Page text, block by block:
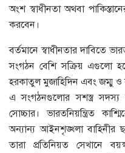
অংশ স্বাধীনতা অথবা
করবেন।
বর্তমানে স্বাধীনতার দাবিতে
সংগঠন বেশি সক্রিয় এগুলো
হরকাতুল মুজাহিদিন এবং জম্মু ও
এ সংগঠনগুলোর সশস্ত্র সদস্য
সোচ্চার। ভারতনিয়ন্ত্রিত
অন্যান্য আইনশৃঙ্খলা বাহিনীর
তারা প্রতিনিয়ত সেখানে